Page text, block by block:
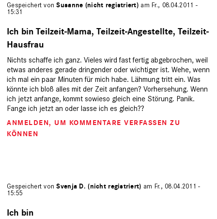
Gespeichert vonSusanne (nicht registriert) am Fr., 08.04.2011 -
15:31
Ich bin Teilzeit-Mama, Teilzeit-Angestellte, Teilzeit-
Hausfrau
Nichts schaffe ich ganz. Vieles wird fast fertig abgebrochen, weil
etwas anderes gerade dringender oder wichtiger ist. Wehe, wenn
ich mal ein paar Minuten für mich habe. Lähmung tritt ein. Was
könnte ich bloß alles mit der Zeit anfangen? Vorhersehung. Wenn
ich jetzt anfange, kommt sowieso gleich eine Störung. Panik.
Fange ich jetzt an oder lasse ich es gleich??
ANMELDEN, UM KOMMENTARE VERFASSEN ZU
KÖNNEN
Gespeichert vonSvenja D. (nicht registriert) am Fr., 08.04.2011 -
15:55
Ich bin